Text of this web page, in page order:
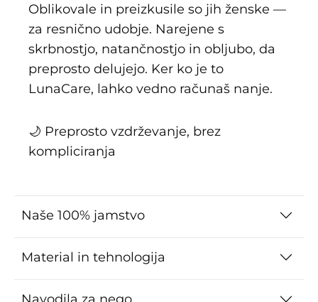
Oblikovale in preizkusile so jih ženske —
za resnično udobje. Narejene s
skrbnostjo, natančnostjo in obljubo, da
preprosto delujejo. Ker ko je to
LunaCare, lahko vedno računaš nanje.
🌙 Preprosto vzdrževanje, brez
kompliciranja
Naše 100% jamstvo
Material in tehnologija
Navodila za nego